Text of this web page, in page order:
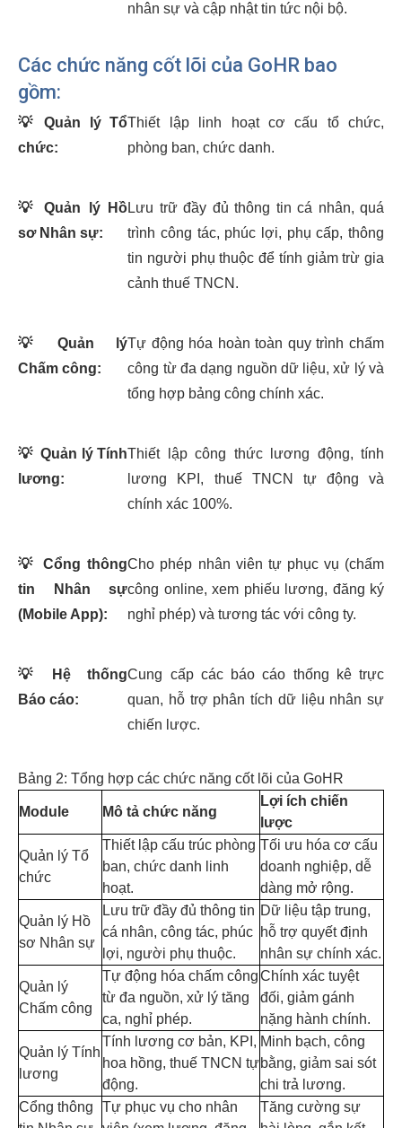
nhân sự và cập nhật tin tức nội bộ.
Các chức năng cốt lõi của GoHR bao
gồm:
💡
Quản lý Tổ
chức:
Thiết lập linh hoạt cơ cấu tổ chức,
phòng ban, chức danh.
💡
Quản lý Hồ
sơ Nhân sự:
Lưu trữ đầy đủ thông tin cá nhân, quá
trình công tác, phúc lợi, phụ cấp, thông
tin người phụ thuộc để tính giảm trừ gia
cảnh thuế TNCN.
💡
Quản lý
Chấm công:
Tự động hóa hoàn toàn quy trình chấm
công từ đa dạng nguồn dữ liệu, xử lý và
tổng hợp bảng công chính xác.
💡 Quản lý Tính
lương:
Thiết lập công thức lương động, tính
lương KPI, thuế TNCN tự động và
chính xác 100%.
💡
Cổng thông
tin Nhân sự
(Mobile App):
Cho phép nhân viên tự phục vụ (chấm
công online, xem phiếu lương, đăng ký
nghỉ phép) và tương tác với công ty.
💡
Hệ thống
Báo cáo:
Cung cấp các báo cáo thống kê trực
quan, hỗ trợ phân tích dữ liệu nhân sự
chiến lược.
Bảng 2: Tổng hợp các chức năng cốt lõi của GoHR
Module Mô tả chức năng
Lợi ích chiến
lược
Quản lý Tổ
chức
Thiết lập cấu trúc phòng
ban, chức danh linh
hoạt.
Tối ưu hóa cơ cấu
doanh nghiệp, dễ
dàng mở rộng.
Quản lý Hồ
sơ Nhân sự
Lưu trữ đầy đủ thông tin
cá nhân, công tác, phúc
lợi, người phụ thuộc.
Dữ liệu tập trung,
hỗ trợ quyết định
nhân sự chính xác.
Quản lý
Chấm công
Tự động hóa chấm công
từ đa nguồn, xử lý tăng
ca, nghỉ phép.
Chính xác tuyệt
đối, giảm gánh
nặng hành chính.
Quản lý Tính
lương
Tính lương cơ bản, KPI,
hoa hồng, thuế TNCN tự
động.
Minh bạch, công
bằng, giảm sai sót
chi trả lương.
Cổng thông
Tự phục vụ cho nhân
Tăng cường sự